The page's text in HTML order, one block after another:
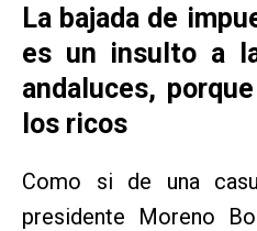
La bajada de
es un insulto a
andaluces,
los ricos
Como si de una
presidente Moreno